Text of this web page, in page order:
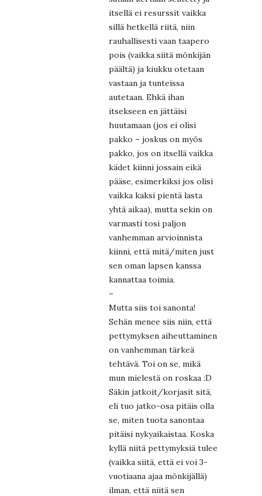
itsellä ei resurssit vaikka
sillä hetkellä riitä, niin
rauhallisesti vaan taapero
pois (vaikka siitä mönkijän
päältä) ja kiukku otetaan
vastaan ja tunteissa
autetaan. Ehkä ihan
itsekseen en jättäisi
huutamaan (jos ei olisi
pakko – joskus on myös
pakko, jos on itsellä vaikka
kädet kiinni jossain eikä
pääse, esimerkiksi jos olisi
vaikka kaksi pientä lasta
yhtä aikaa), mutta sekin on
varmasti tosi paljon
vanhemman arvioinnista
kiinni, että mitä/miten just
sen oman lapsen kanssa
kannattaa toimia.
–
Mutta siis toi sanonta!
Sehän menee siis niin, että
pettymyksen aiheuttaminen
on vanhemman tärkeä
tehtävä. Toi on se, mikä
mun mielestä on roskaa :D
Säkin jatkoit/korjasit sitä,
eli tuo jatko-osa pitäis olla
se, miten tuota sanontaa
pitäisi nykyaikaistaa. Koska
kyllä niitä pettymyksiä tulee
(vaikka siitä, että ei voi 3-
vuotiaana ajaa mönkijällä)
ilman, että niitä sen